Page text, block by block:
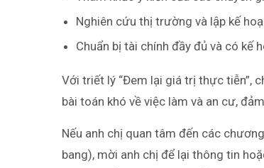
Nghiên cứu thị trường và lập kế
Chuẩn bị tài chính đầy đủ và có kế
Với triết lý “Đem lại giá trị thực tiễn”,
bài toán khó về việc làm và an cư,
Nếu anh chị quan tâm đến các
bang), mời anh chị để lại thông tin